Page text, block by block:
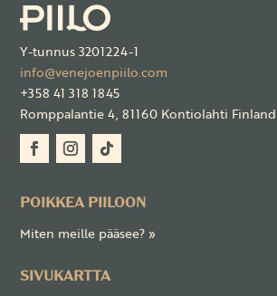
Y-tunnus 3201224-1
info@venejoenpiilo.com
+358 41 318 1845
Romppalantie 4, 81160 Kontiolahti Finland
POIKKEA PIILOON
Miten meille pääsee? »
SIVUKARTTA